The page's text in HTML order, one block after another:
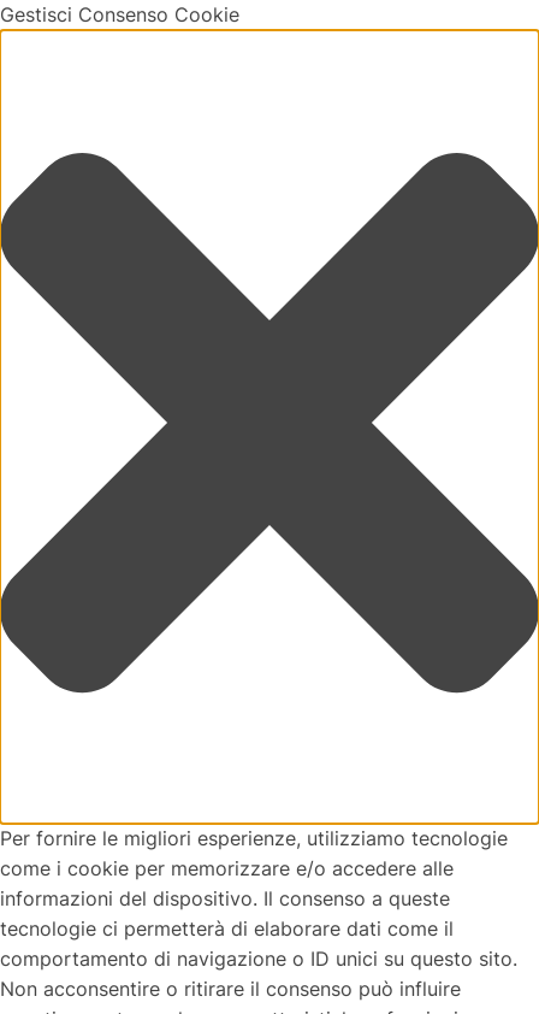
Gestisci Consenso Cookie
Per fornire le migliori esperienze, utilizziamo tecnologie
come i cookie per memorizzare e/o accedere alle
informazioni del dispositivo. Il consenso a queste
tecnologie ci permetterà di elaborare dati come il
comportamento di navigazione o ID unici su questo sito.
Non acconsentire o ritirare il consenso può influire